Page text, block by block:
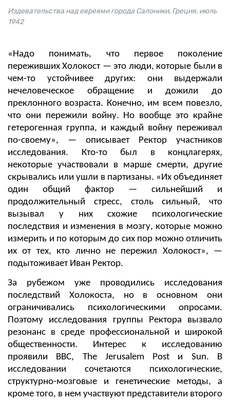
Издевательства над евреями города Салоники, Греция, июль
1942
«Надо понимать, что первое поколение
переживших Холокост — это люди, которые были в
чем-то устойчивее других: они выдержали
нечеловеческое обращение и дожили до
преклонного возраста. Конечно, им всем повезло,
что они пережили войну. Но вообще это крайне
гетерогенная группа, и каждый войну переживал
по-своему», — описывает Ректор участников
исследования. Кто-то был в концлагерях,
некоторые участвовали в марше смерти, другие
скрывались или ушли в партизаны. «Их объединяет
один общий фактор — сильнейший и
продолжительный стресс, столь сильный, что
вызывал у них схожие психологические
последствия и изменения в мозгу, которые можно
измерить и по которым до сих пор можно отличить
их от тех, кто лично не пережил Холокост», —
подытоживает Иван Ректор.
За рубежом уже проводились исследования
последствий Холокоста, но в основном они
ограничивались психологическими опросами.
Поэтому исследования группы Ректора вызвало
резонанс в среде профессиональной и широкой
общественности. Интерес к исследованию
проявили ВВС, The Jerusalem Post и Sun. В
исследовании сочетаются психологические,
структурно-мозговые и генетические методы, а
кроме того, в нем участвуют представители второго